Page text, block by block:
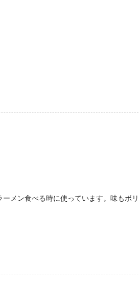
メン食べる時に使っています。味もボ